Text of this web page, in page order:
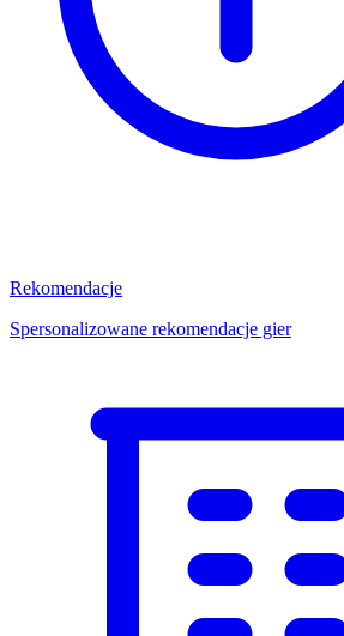
Rekomendacje
Spersonalizowane rekomendacje gier